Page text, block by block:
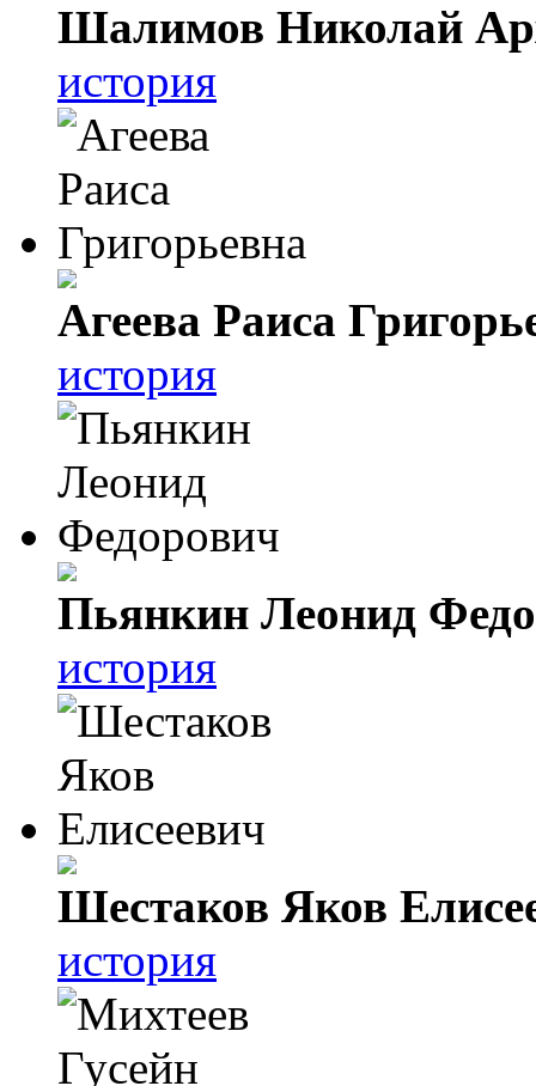
Шалимов Николай
история
Агеева Раиса
история
Пьянкин Леонид
история
Шестаков Яков
история